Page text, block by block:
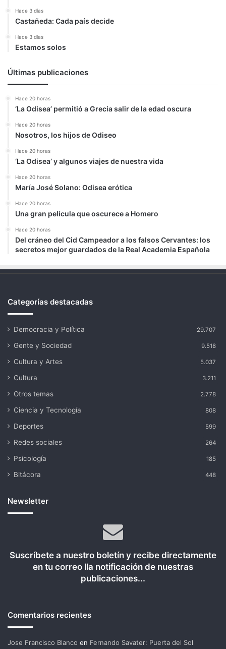
Hace 3 días
Castañeda: Cada país decide
Hace 3 días
Estamos solos
Últimas publicaciones
Hace 20 horas
‘La Odisea’ permitió a Grecia salir de la edad oscura
Hace 20 horas
Nosotros, los hijos de Odiseo
Hace 20 horas
‘La Odisea’ y algunos viajes de nuestra vida
Hace 20 horas
María José Solano: Odisea erótica
Hace 20 horas
Una gran película que oscurece a Homero
Hace 20 horas
Del cráneo del Cid Campeador a los falsos Cervantes: los
secretos mejor guardados de la Real Academia Española
Categorías destacadas
Democracia y Política 29.707
Gente y Sociedad 9.518
Cultura y Artes 5.037
Cultura 3.211
Otros temas 2.778
Ciencia y Tecnología 808
Deportes 599
Redes sociales 264
Psicología 185
Bitácora 448
Newsletter
Suscríbete a nuestro boletín y recibe directamente
en tu correo lla notificación de nuestras
publicaciones...
Comentarios recientes
Jose Francisco Blanco en Fernando Savater: Puerta del Sol